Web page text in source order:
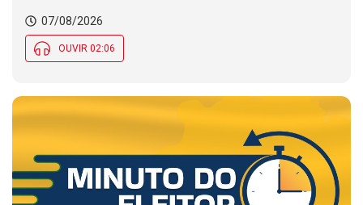
07/08/2026
OUVIR 02:06